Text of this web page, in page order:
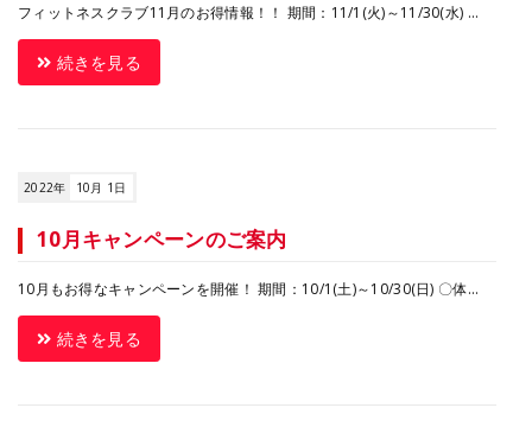
フィットネスクラブ11月のお得情報！！ 期間：11/1(火)～11/30(水) ...
続きを見る
2022年 10月 1日
10月キャンペーンのご案内
10月もお得なキャンペーンを開催！ 期間：10/1(土)～10/30(日) 〇体...
続きを見る